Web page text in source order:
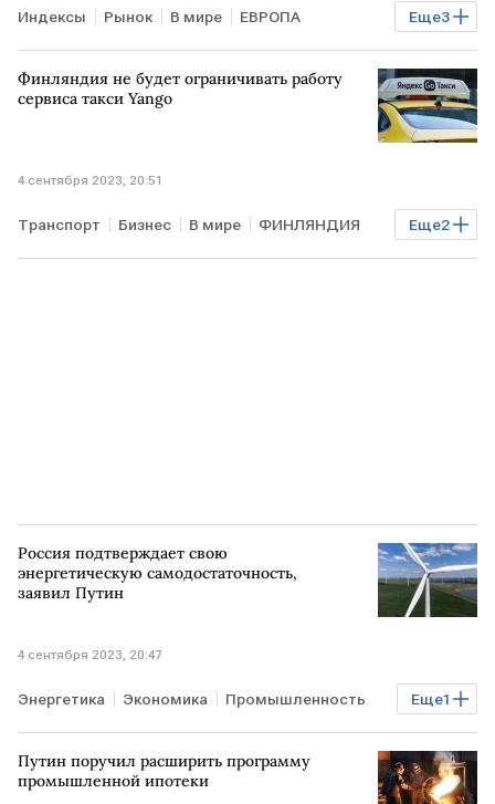
Еще3
Индексы Рынок В мире ЕВРОПА
итоги торгов снижение фондовые индексы
Финляндия не будет ограничивать работу
сервиса такси Yango
4 сентября 2023, 20:51
Еще2
Транспорт Бизнес В мире ФИНЛЯНДИЯ
такси Яндекс
Россия подтверждает свою
энергетическую самодостаточность,
заявил Путин
4 сентября 2023, 20:47
Еще1
Энергетика Экономика Промышленность
РОССИЯ
Путин поручил расширить программу
промышленной ипотеки